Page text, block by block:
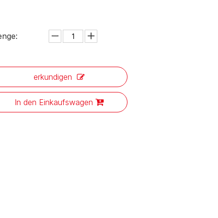
erkundigen
In den Einkaufswagen